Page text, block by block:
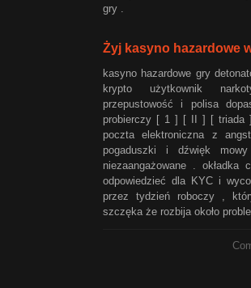
gry .
Żyj kasyno hazardowe
kasyno hazardowe gry
krypto użytkownik
przepustowość i polisa
probierczy [ 1 ] [ II ] [ triada ]
poczta elektroniczna z
pogaduszki i dźwięk
niezaangażowane . okładka
odpowiedzieć dla KYC i
przez tydzień roboczy ,
szczęka że rozbija około